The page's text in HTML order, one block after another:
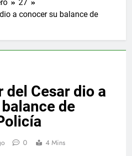
2 Años Ago
de las becas Fedescesar
incendios en Colombia
3 Años Ago
de niña de 13 años
Ernesto Orozco arregló las vías
5 Días Ago
27
a conocer su balance de
del Cesar dio a
de
0 4 Mins